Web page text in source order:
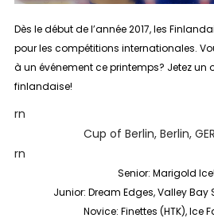
Dès le début de l’année 2017, les
pour les compétitions internationales.
à un événement ce printemps? Jetez un
finlandaise!
rn
Cup of Berlin, Berlin,
rn
Senior: Marigold
Junior: Dream Edges, Valley Bay
Novice: Finettes (HTK), Ice